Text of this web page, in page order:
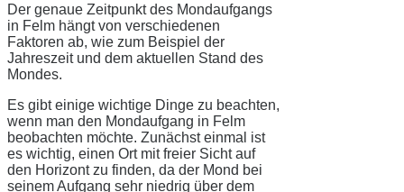
Der genaue Zeitpunkt des Mondaufgangs
in Felm hängt von verschiedenen
Faktoren ab, wie zum Beispiel der
Jahreszeit und dem aktuellen Stand des
Mondes.
Es gibt einige wichtige Dinge zu beachten,
wenn man den Mondaufgang in Felm
beobachten möchte. Zunächst einmal ist
es wichtig, einen Ort mit freier Sicht auf
den Horizont zu finden, da der Mond bei
seinem Aufgang sehr niedrig über dem